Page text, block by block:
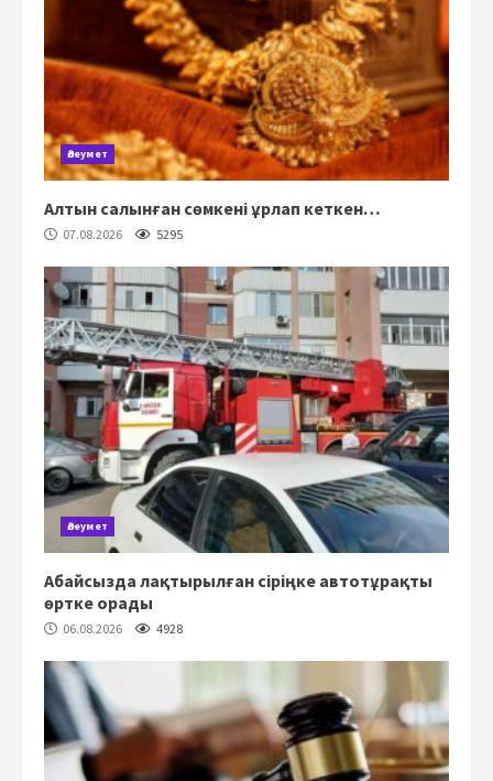
Әлеумет
Алтын салынған сөмкені ұрлап кеткен…
07.08.2026 5295
Әлеумет
Абайсызда лақтырылған сіріңке автотұрақты
өртке орады
06.08.2026 4928